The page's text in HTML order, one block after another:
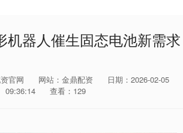
机器人催生固态电池新需求
官网 网站：金鼎配资
日期：2026-02-05
09:36:14
查看：129